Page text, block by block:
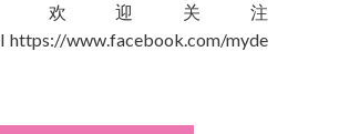
欢迎关注
https://www.facebook.com/myde